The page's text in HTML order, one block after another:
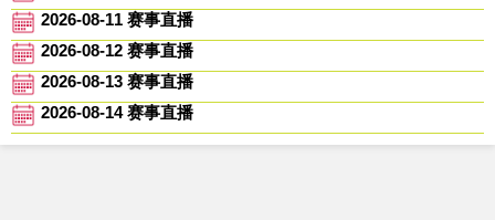
2026-08-11 赛事直播
2026-08-12 赛事直播
2026-08-13 赛事直播
2026-08-14 赛事直播